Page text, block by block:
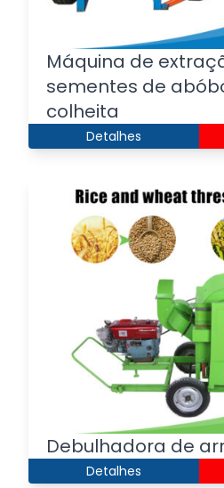
Máquina de
sementes de
colheita
Detalhes
Debulhadora de
Detalhes